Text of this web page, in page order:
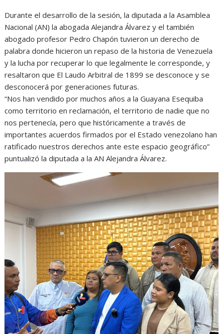
Durante el desarrollo de la sesión, la diputada a la Asamblea
Nacional (AN) la abogada Alejandra Álvarez y el también
abogado profesor Pedro Chapón tuvieron un derecho de
palabra donde hicieron un repaso de la historia de Venezuela
y la lucha por recuperar lo que legalmente le corresponde, y
resaltaron que El Laudo Arbitral de 1899 se desconoce y se
desconocerá por generaciones futuras.
“Nos han vendido por muchos años a la Guayana Esequiba
como territorio en reclamación, el territorio de nadie que no
nos pertenecía, pero que históricamente a través de
importantes acuerdos firmados por el Estado venezolano han
ratificado nuestros derechos ante este espacio geográfico”
puntualizó la diputada a la AN Alejandra Álvarez.